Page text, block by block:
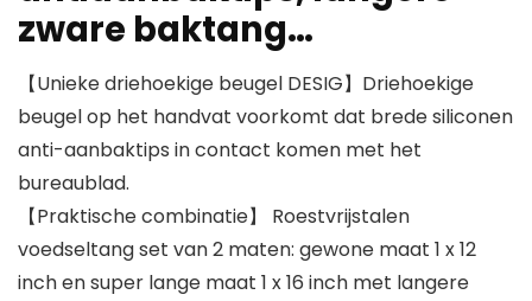
zware baktang…
【Unieke driehoekige beugel DESIG】Driehoekige
beugel op het handvat voorkomt dat brede siliconen
anti-aanbaktips in contact komen met het
bureaublad.
【Praktische combinatie】 Roestvrijstalen
voedseltang set van 2 maten: gewone maat 1 x 12
inch en super lange maat 1 x 16 inch met langere